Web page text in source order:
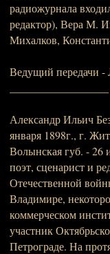
радиожурнала
редактор), Вера М.
Михалков,
Ведущий передачи -
Александр Ильич
января 1898г., г.
Волынская губ. - 26
поэт, сценарист и
Отечественной
Владимире,
коммерческом
участник
Петрограде. На